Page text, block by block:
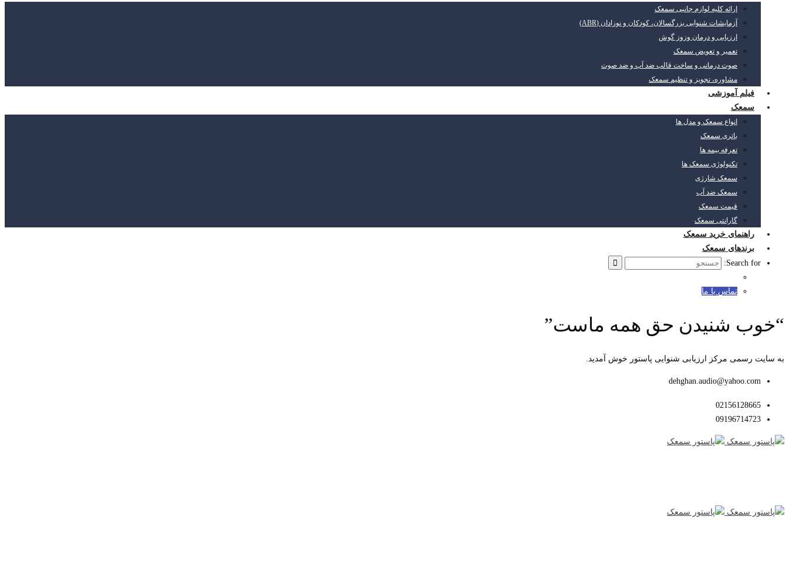
ارائه کلیه لوازم جانبی سمعک
آزمایشات شنوایی بزرگسالان، کودکان و نوزادان (ABR)
ارزیابی و درمان وزوز گوش
تعمیر و تعویض سمعک
صوت درمانی و ساخت قالب ضد آب و ضد صوت
مشاوره، تجویز و تنظیم سمعک
فیلم آموزشی
سمعک
انواع سمعک و مدل ها
باتری سمعک
تعرفه بیمه ها
تکنولوژی سمعک ها
سمعک شارژی
سمعک ضد آب
قیمت سمعک
گارانتی سمعک
راهنمای خرید سمعک
برندهای سمعک
Search for:
تماس با ما
“خوب شنیدن حق همه ماست”
به سایت رسمی مرکز ارزیابی شنوایی پاستور خوش آمدید.
dehghan.audio@yahoo.com
02156128665
09196714723